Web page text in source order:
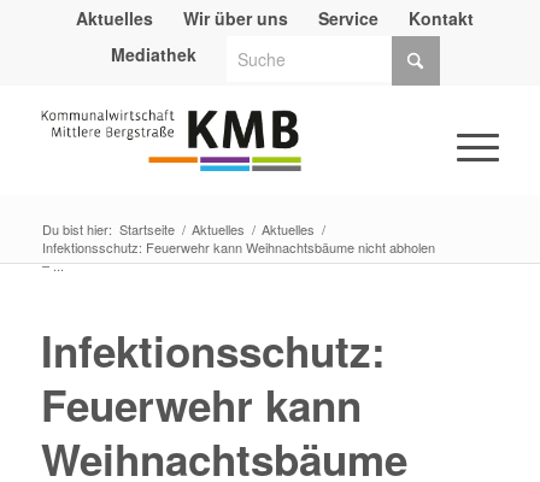
Aktuelles Wir über uns Service
Kontakt
Mediathek
Du bist hier: Startseite / Aktuelles / Aktuelles /
Infektionsschutz: Feuerwehr kann Weihnachtsbäume nicht abholen
– ...
Infektionsschutz:
Feuerwehr kann
Weihnachtsbäume